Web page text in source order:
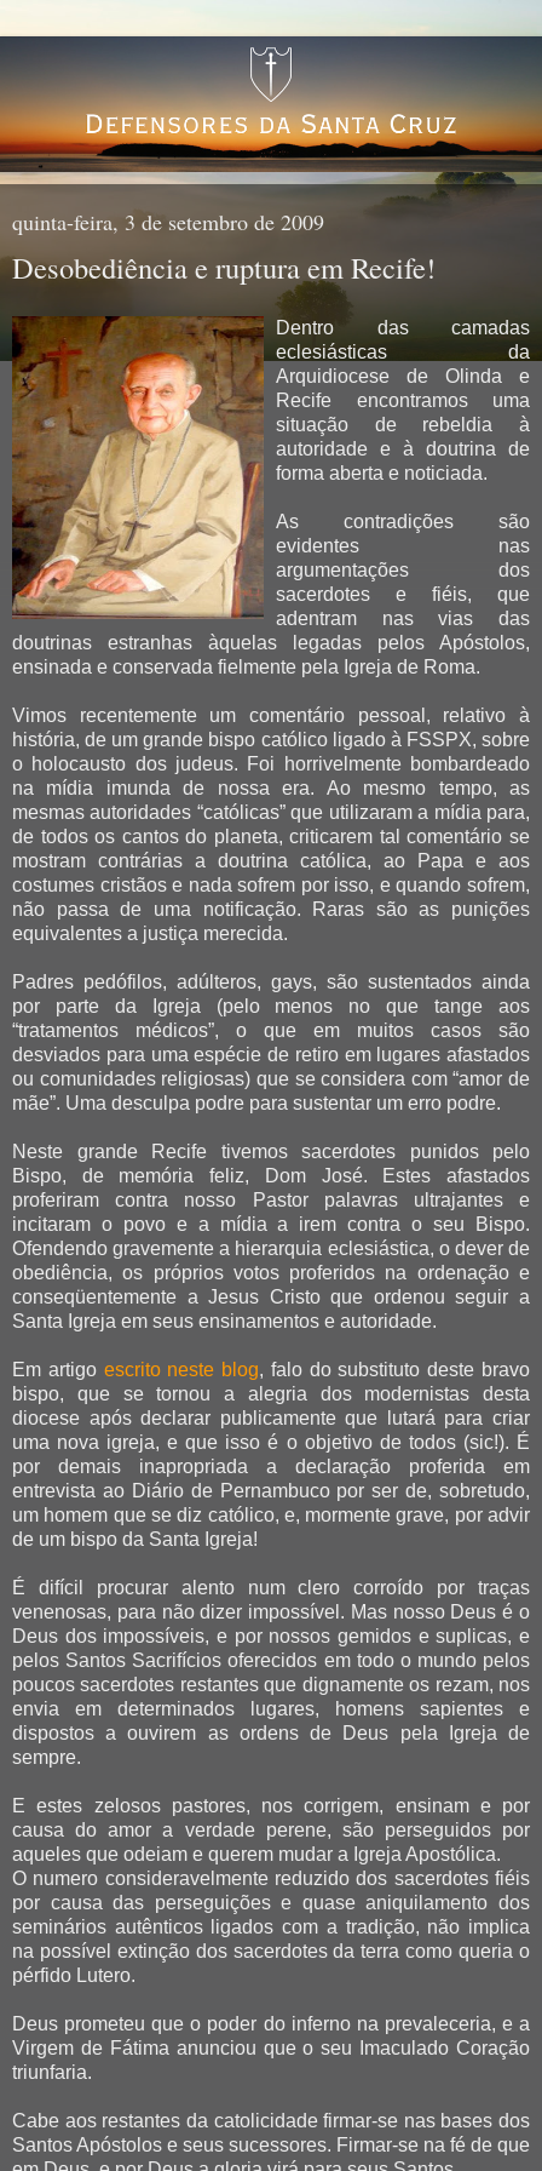
quinta-feira, 3 de setembro de 2009
Desobediência e ruptura em Recife!
Dentro das camadas
eclesiásticas da
Arquidiocese de Olinda e
Recife encontramos uma
situação de rebeldia à
autoridade e à doutrina de
forma aberta e noticiada.
As contradições são
evidentes nas
argumentações dos
sacerdotes e fiéis, que
adentram nas vias das
doutrinas estranhas àquelas legadas pelos Apóstolos,
ensinada e conservada fielmente pela Igreja de Roma.
Vimos recentemente um comentário pessoal, relativo à
história, de um grande bispo católico ligado à FSSPX, sobre
o holocausto dos judeus. Foi horrivelmente bombardeado
na mídia imunda de nossa era. Ao mesmo tempo, as
mesmas autoridades “católicas” que utilizaram a mídia para,
de todos os cantos do planeta, criticarem tal comentário se
mostram contrárias a doutrina católica, ao Papa e aos
costumes cristãos e nada sofrem por isso, e quando sofrem,
não passa de uma notificação. Raras são as punições
equivalentes a justiça merecida.
Padres pedófilos, adúlteros, gays, são sustentados ainda
por parte da Igreja (pelo menos no que tange aos
“tratamentos médicos”, o que em muitos casos são
desviados para uma espécie de retiro em lugares afastados
ou comunidades religiosas) que se considera com “amor de
mãe”. Uma desculpa podre para sustentar um erro podre.
Neste grande Recife tivemos sacerdotes punidos pelo
Bispo, de memória feliz, Dom José. Estes afastados
proferiram contra nosso Pastor palavras ultrajantes e
incitaram o povo e a mídia a irem contra o seu Bispo.
Ofendendo gravemente a hierarquia eclesiástica, o dever de
obediência, os próprios votos proferidos na ordenação e
conseqüentemente a Jesus Cristo que ordenou seguir a
Santa Igreja em seus ensinamentos e autoridade.
Em artigo escrito neste blog, falo do substituto deste bravo
bispo, que se tornou a alegria dos modernistas desta
diocese após declarar publicamente que lutará para criar
uma nova igreja, e que isso é o objetivo de todos (sic!). É
por demais inapropriada a declaração proferida em
entrevista ao Diário de Pernambuco por ser de, sobretudo,
um homem que se diz católico, e, mormente grave, por advir
de um bispo da Santa Igreja!
É difícil procurar alento num clero corroído por traças
venenosas, para não dizer impossível. Mas nosso Deus é o
Deus dos impossíveis, e por nossos gemidos e suplicas, e
pelos Santos Sacrifícios oferecidos em todo o mundo pelos
poucos sacerdotes restantes que dignamente os rezam, nos
envia em determinados lugares, homens sapientes e
dispostos a ouvirem as ordens de Deus pela Igreja de
sempre.
E estes zelosos pastores, nos corrigem, ensinam e por
causa do amor a verdade perene, são perseguidos por
aqueles que odeiam e querem mudar a Igreja Apostólica.
O numero consideravelmente reduzido dos sacerdotes fiéis
por causa das perseguições e quase aniquilamento dos
seminários autênticos ligados com a tradição, não implica
na possível extinção dos sacerdotes da terra como queria o
pérfido Lutero.
Deus prometeu que o poder do inferno na prevaleceria, e a
Virgem de Fátima anunciou que o seu Imaculado Coração
triunfaria.
Cabe aos restantes da catolicidade firmar-se nas bases dos
Santos Apóstolos e seus sucessores. Firmar-se na fé de que